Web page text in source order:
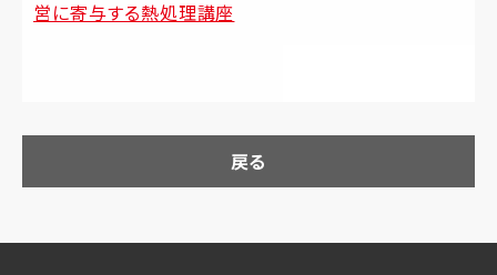
営に寄与する熱処理講座
戻る